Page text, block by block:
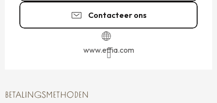
Contacteer ons
www.effia.com
BETALINGSMETHODEN